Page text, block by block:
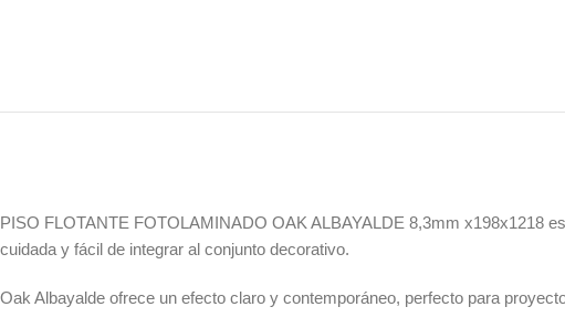
PISO FLOTANTE FOTOLAMINADO OAK ALBAYALDE 8,3mm x198x1218
cuidada y fácil de integrar al conjunto decorativo.
Oak Albayalde ofrece un efecto claro y contemporáneo, perfecto para